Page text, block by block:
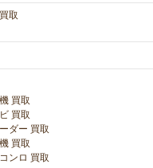
取
買取
買取
ダー 買取
買取
ンロ 買取